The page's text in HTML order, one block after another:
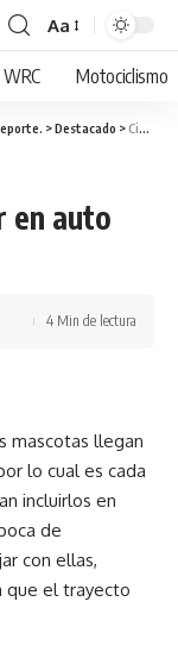
Cambiar
tamaño
fuente
Aa
WRC Motociclismo
>Destacado >Cinco consejos para viajar en auto con mascotas
en auto
4 Min de lectura
mascotas llegan
lo cual es cada
incluirlos en
de
con ellas,
que el trayecto